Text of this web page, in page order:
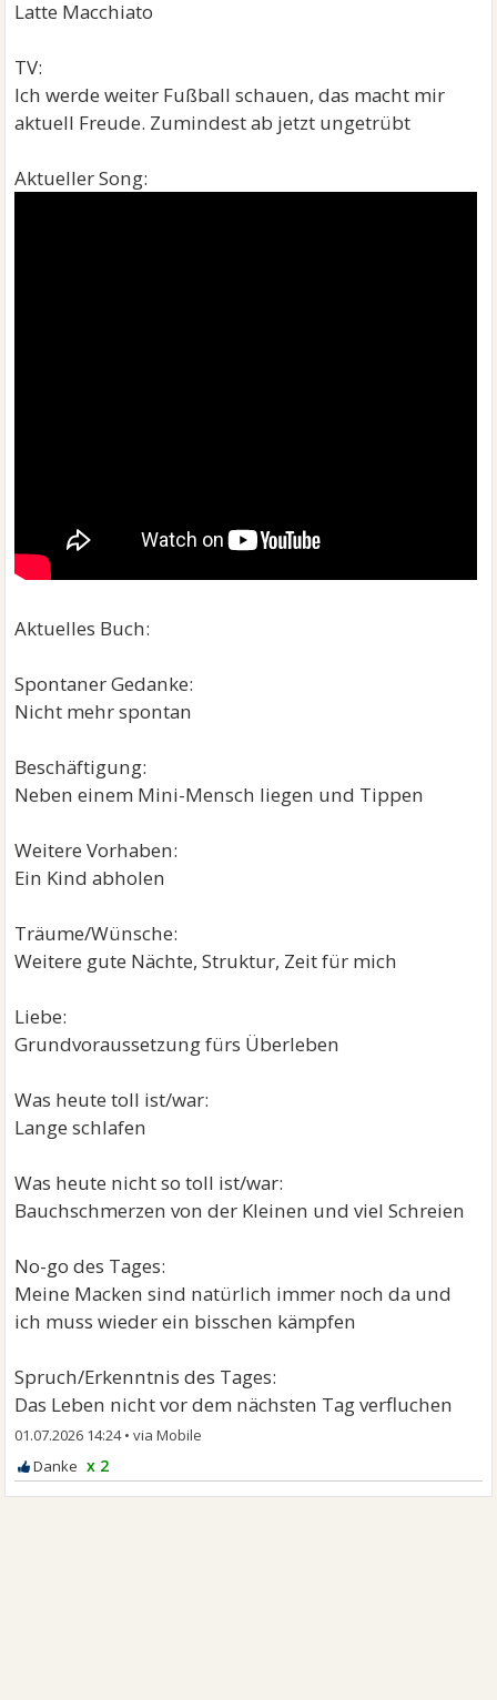
Latte Macchiato
TV:
Ich werde weiter Fußball schauen, das macht mir
aktuell Freude. Zumindest ab jetzt ungetrübt
Aktueller Song:
Aktuelles Buch:
Spontaner Gedanke:
Nicht mehr spontan
Beschäftigung:
Neben einem Mini-Mensch liegen und Tippen
Weitere Vorhaben:
Ein Kind abholen
Träume/Wünsche:
Weitere gute Nächte, Struktur, Zeit für mich
Liebe:
Grundvoraussetzung fürs Überleben
Was heute toll ist/war:
Lange schlafen
Was heute nicht so toll ist/war:
Bauchschmerzen von der Kleinen und viel Schreien
No-go des Tages:
Meine Macken sind natürlich immer noch da und
ich muss wieder ein bisschen kämpfen
Spruch/Erkenntnis des Tages:
Das Leben nicht vor dem nächsten Tag verfluchen
01.07.2026 14:24•
x 2